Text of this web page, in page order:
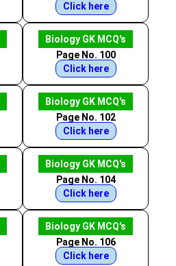
Click here
Biology GK MCQ's
Page No. 100
Click here
Biology GK MCQ's
Page No. 102
Click here
Biology GK MCQ's
Page No. 104
Click here
Biology GK MCQ's
Page No. 106
Click here